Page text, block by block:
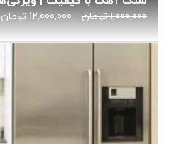
1,000,000 تومان 12,000,000 تومان